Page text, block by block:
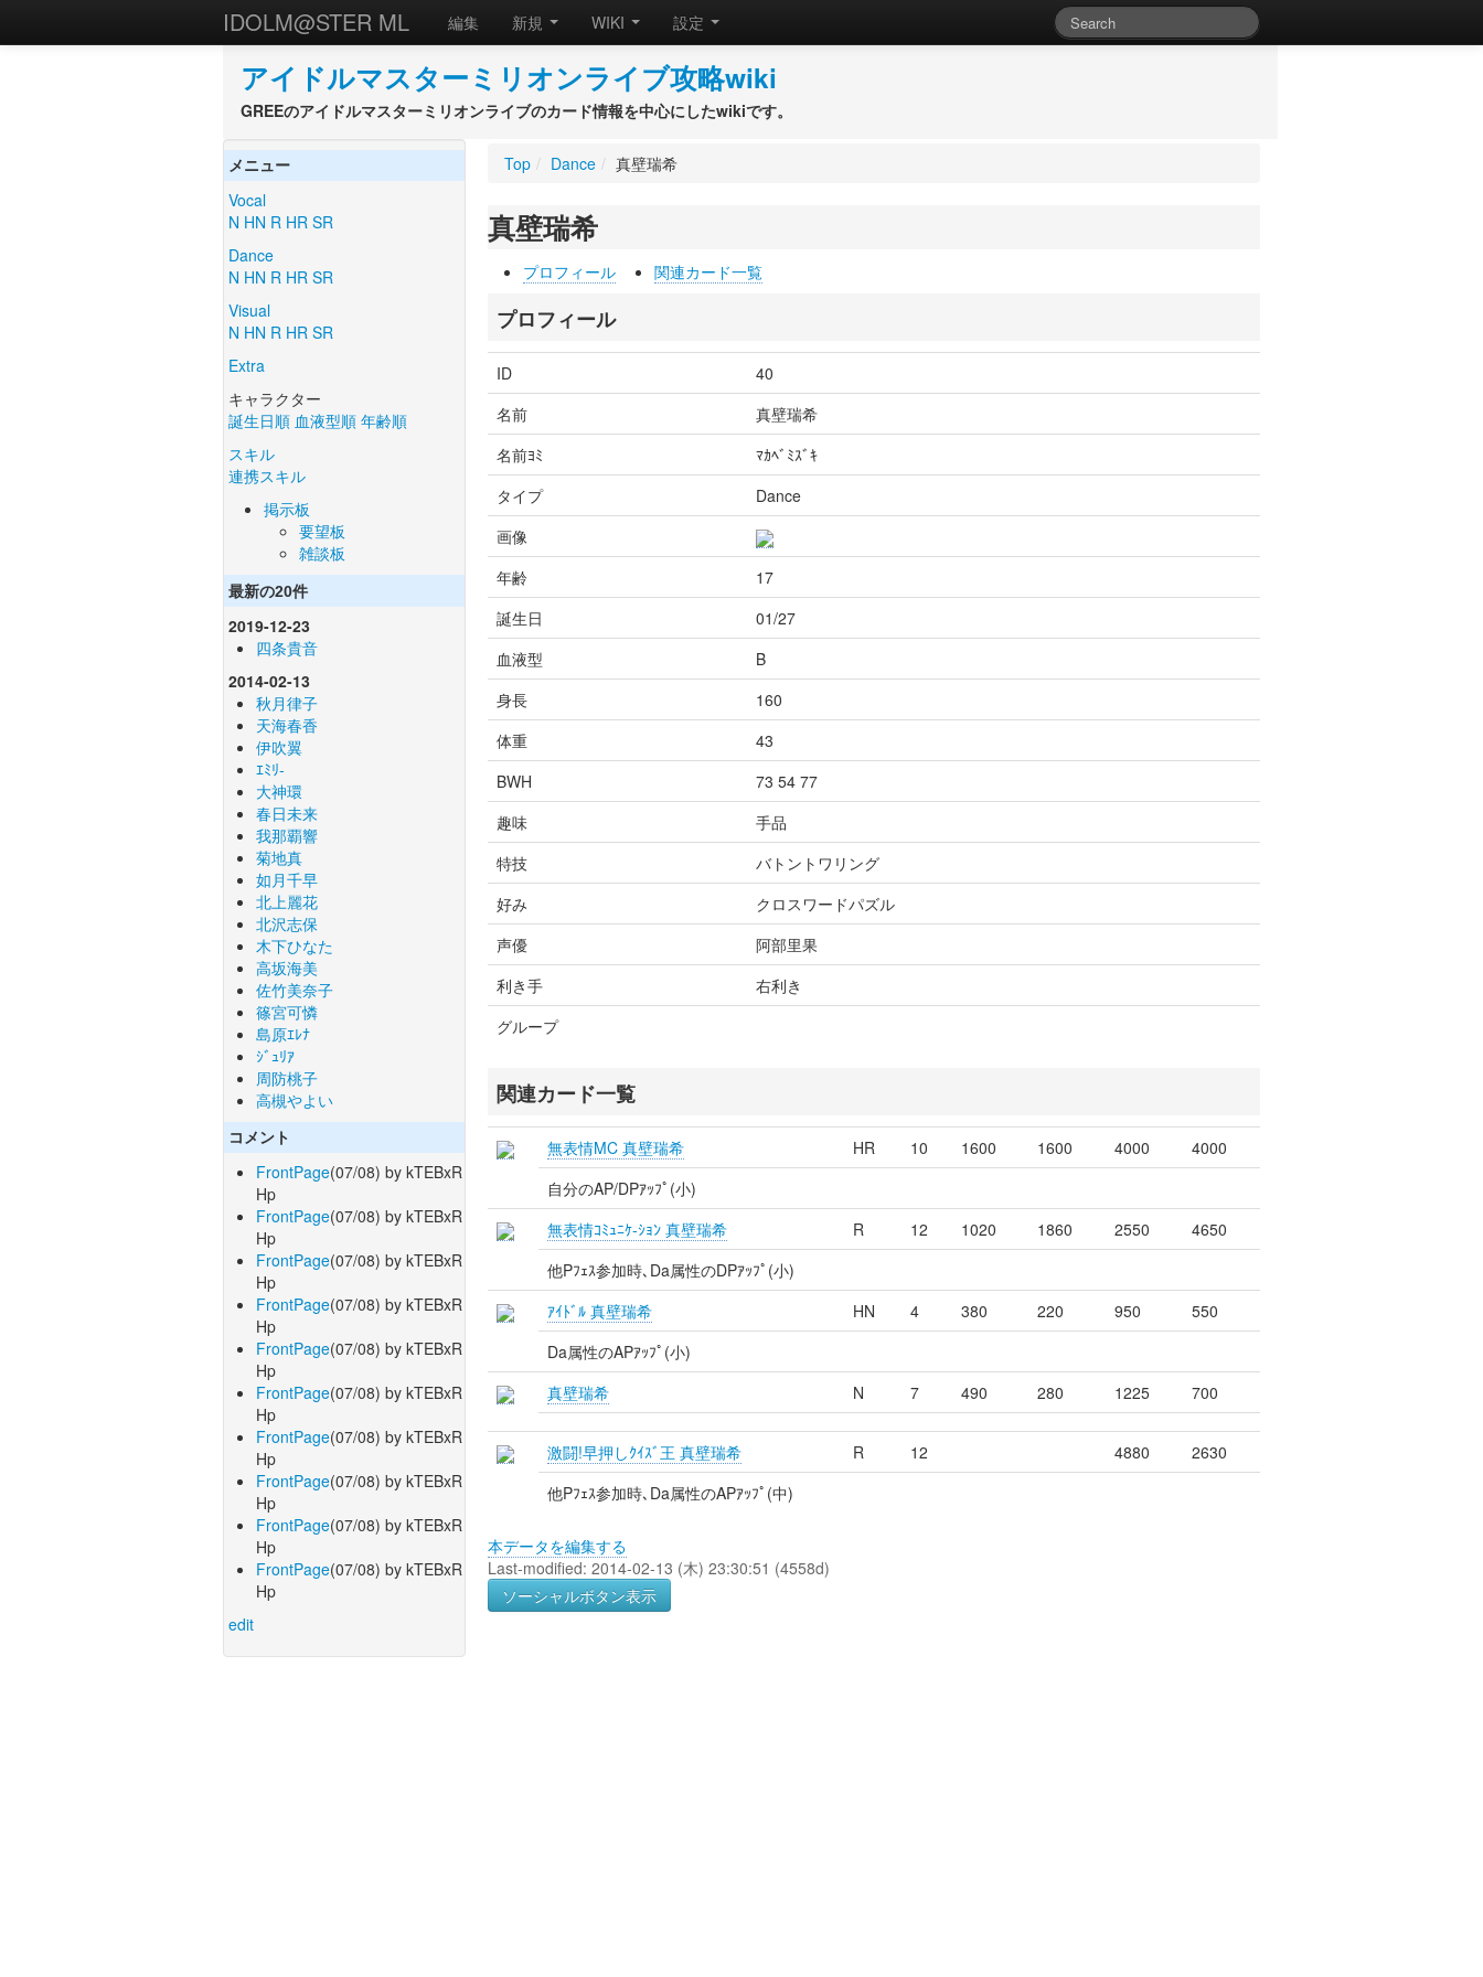
IDOLM@STER ML 編集 新規 WIKI 設定
アイドルマスターミリオンライブ攻略wiki
GREEのアイドルマスターミリオンライブのカード情報を中心にしたwikiです。
メニュー
Vocal
N HN R HR SR
Dance
N HN R HR SR
Visual
N HN R HR SR
Extra
キャラクター
誕生日順 血液型順 年齢順
スキル
連携スキル
掲示板
要望板
雑談板
最新の20件
2019-12-23
四条貴音
2014-02-13
秋月律子
天海春香
伊吹翼
ｴﾐﾘ-
大神環
春日未来
我那覇響
菊地真
如月千早
北上麗花
北沢志保
木下ひなた
高坂海美
佐竹美奈子
篠宮可憐
島原ｴﾚﾅ
ｼﾞｭﾘｱ
周防桃子
高槻やよい
コメント
FrontPage(07/08) by kTEBxR
Hp
FrontPage(07/08) by kTEBxR
Hp
FrontPage(07/08) by kTEBxR
Hp
FrontPage(07/08) by kTEBxR
Hp
FrontPage(07/08) by kTEBxR
Hp
FrontPage(07/08) by kTEBxR
Hp
FrontPage(07/08) by kTEBxR
Hp
FrontPage(07/08) by kTEBxR
Hp
FrontPage(07/08) by kTEBxR
Hp
FrontPage(07/08) by kTEBxR
Hp
edit
Top / Dance / 真壁瑞希
真壁瑞希
プロフィール 関連カード一覧
プロフィール
ID
40
名前
真壁瑞希
名前ﾖﾐ
ﾏｶﾍﾞﾐｽﾞｷ
タイプ
Dance
画像
年齢
17
誕生日
01/27
血液型
B
身長
160
体重
43
BWH
73 54 77
趣味
手品
特技
バトントワリング
好み
クロスワードパズル
声優
阿部里果
利き手
右利き
グループ
関連カード一覧
無表情MC 真壁瑞希 HR 10 1600 1600 4000
4000
自分のAP/DPｱｯﾌﾟ(小)
無表情ｺﾐｭﾆｹ-ｼｮﾝ 真壁瑞希
R 12 1020 1860 2550
4650
他Pﾌｪｽ参加時､Da属性のDPｱｯﾌﾟ(小)
ｱｲﾄﾞﾙ 真壁瑞希
HN 4 380 220 950
550
Da属性のAPｱｯﾌﾟ(小)
真壁瑞希
N 7 490 280 1225 700
激闘!早押しｸｲｽﾞ王 真壁瑞希 R 12 4880
2630
他Pﾌｪｽ参加時､Da属性のAPｱｯﾌﾟ(中)
本データを編集する
Last-modified: 2014-02-13 (木) 23:30:51 (4558d)
ソーシャルボタン表示